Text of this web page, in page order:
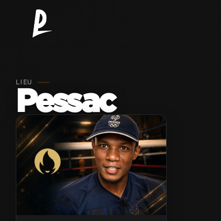
LIEU
Pessac